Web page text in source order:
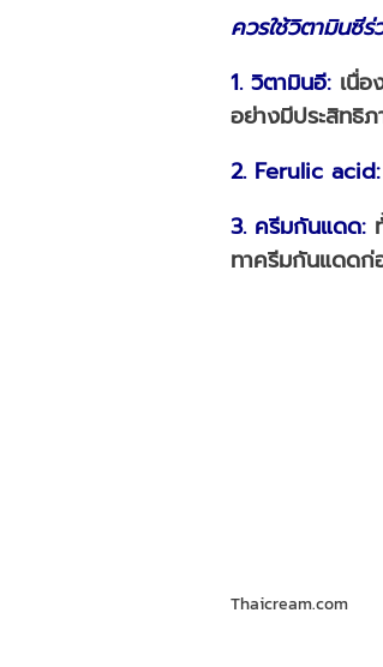
ควรใช้วิตามินซี
1. วิตามินอี: เนื่
อย่างมีประสิทธิ
2. Ferulic acid:
3. ครีมกันแดด:
ทาครีมกันแดด
Thaicream.com